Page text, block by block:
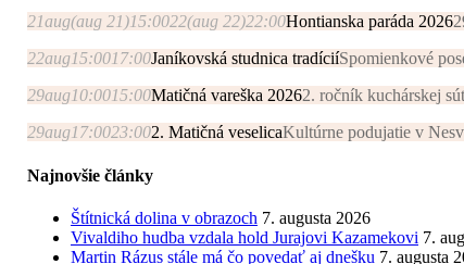
21aug(aug 21)15:0022(aug 22)22:00Hontianska paráda 2026
22aug15:0017:00Janíkovská studnica tradíciíSpomienkové
29aug10:0015:00Matičná vareška 20262. ročník kuchárskej
29aug17:0023:002. Matičná veselicaKultúrne podujatie v
Najnovšie články
Štítnická dolina v obrazoch 7. augusta 2026
Vivaldiho hudba vzdala hold Jurajovi Kazamekovi 7.
Martin Rázus stále má čo povedať aj dnešku 7. augusta